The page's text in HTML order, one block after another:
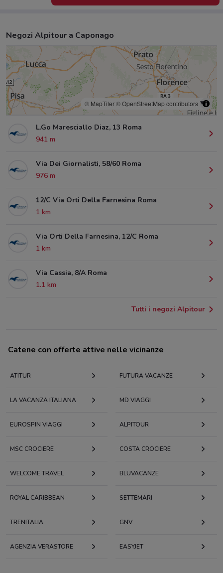
Negozi Alpitour a Caponago
© MapTiler© OpenStreetMap contributors
L.Go Maresciallo Diaz, 13 Roma
941 m
Via Dei Giornalisti, 58/60 Roma
976 m
12/C Via Orti Della Farnesina Roma
1 km
Via Orti Della Farnesina, 12/C Roma
1 km
Via Cassia, 8/A Roma
1.1 km
Tutti i negozi Alpitour
Catene con offerte attive nelle vicinanze
ATITUR FUTURA VACANZE
LA VACANZA ITALIANA MD VIAGGI
EUROSPIN VIAGGI ALPITOUR
MSC CROCIERE COSTA CROCIERE
WELCOME TRAVEL BLUVACANZE
ROYAL CARIBBEAN SETTEMARI
TRENITALIA GNV
AGENZIA VERASTORE EASYJET